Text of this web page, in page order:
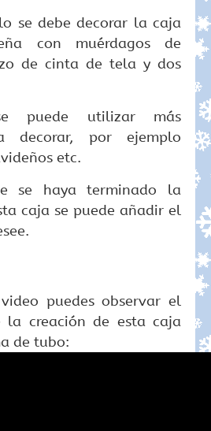
se debe decorar la caja
con muérdagos de
de cinta de tela y dos
puede utilizar más
decorar, por ejemplo
etc.
se haya terminado la
caja se puede añadir el
puedes observar el
la creación de esta caja
de tubo: